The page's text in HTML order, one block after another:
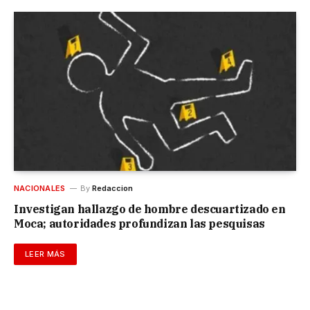
NACIONALES By Redaccion
Investigan hallazgo de hombre descuartizado en
Moca; autoridades profundizan las pesquisas
LEER MÁS